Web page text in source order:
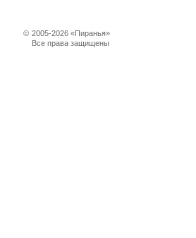
© 2005-2026 «Пиранья»
Все права защищены